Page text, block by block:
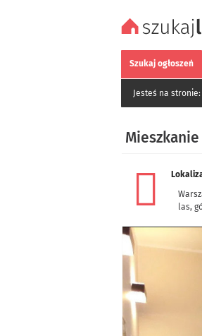
Szukaj ogłoszeń
Jesteś na stronie:
las,